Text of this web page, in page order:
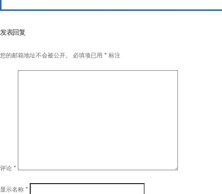
发表回复
您的邮箱地址不会被公开。 必填项已用 * 标注
评论 *
显示名称 *